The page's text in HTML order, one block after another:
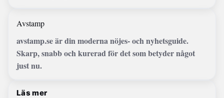
Avstamp
avstamp.se är din moderna nöjes- och nyhetsguide.
Skarp, snabb och kurerad för det som betyder något
just nu.
Läs mer